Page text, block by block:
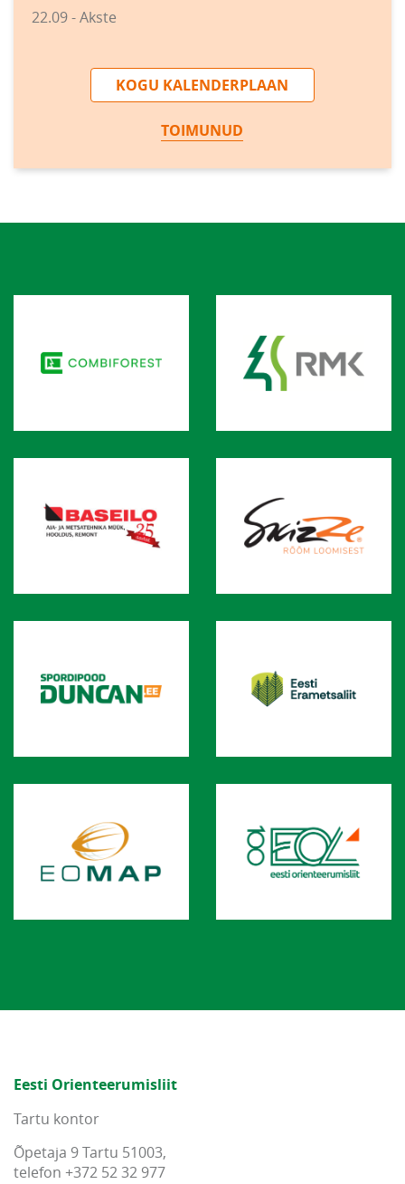
22.09 - Akste
KOGU KALENDERPLAAN
TOIMUNUD
Eesti Orienteerumisliit
Tartu kontor
Õpetaja 9 Tartu 51003,
telefon +372 52 32 977